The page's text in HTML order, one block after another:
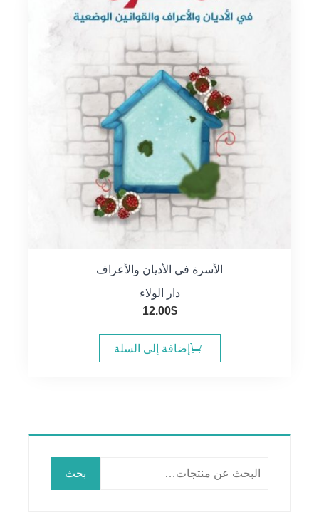
الأسرة في الأديان والأعراف
دار الولاء
12.00$
إضافة إلى السلة
بحث